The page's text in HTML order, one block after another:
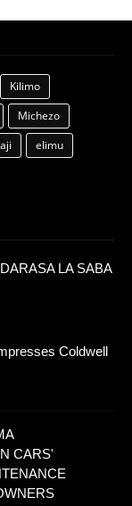
Kilimo
Michezo
elimu
LA SABA
Coldwell
CARS'